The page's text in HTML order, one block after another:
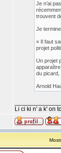
Je n’ai
trouvent
Je
« Il faut
projet
Un projet
du picard,
Arnold
Li ci ki n' a k' on